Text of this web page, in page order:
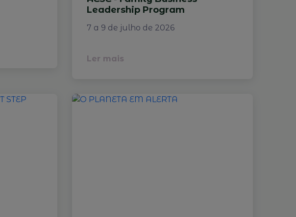
Leadership Program
7 a 9 de julho de 2026
Ler mais